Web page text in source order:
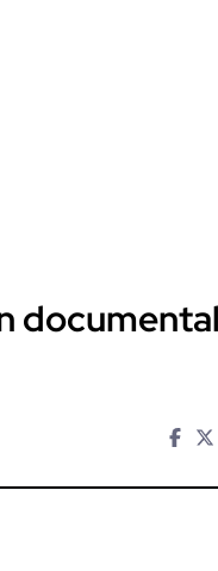
documental